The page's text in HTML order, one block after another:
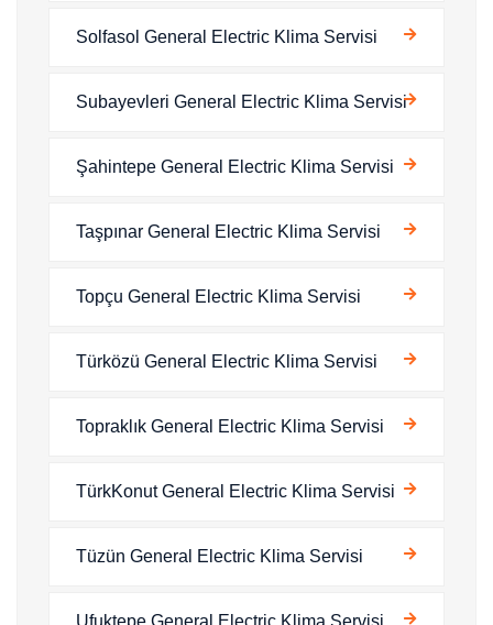
Solfasol General Electric Klima Servisi
Subayevleri General Electric Klima Servisi
Şahintepe General Electric Klima Servisi
Taşpınar General Electric Klima Servisi
Topçu General Electric Klima Servisi
Türközü General Electric Klima Servisi
Topraklık General Electric Klima Servisi
TürkKonut General Electric Klima Servisi
Tüzün General Electric Klima Servisi
Ufuktepe General Electric Klima Servisi